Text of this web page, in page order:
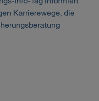
Karrierewege, die